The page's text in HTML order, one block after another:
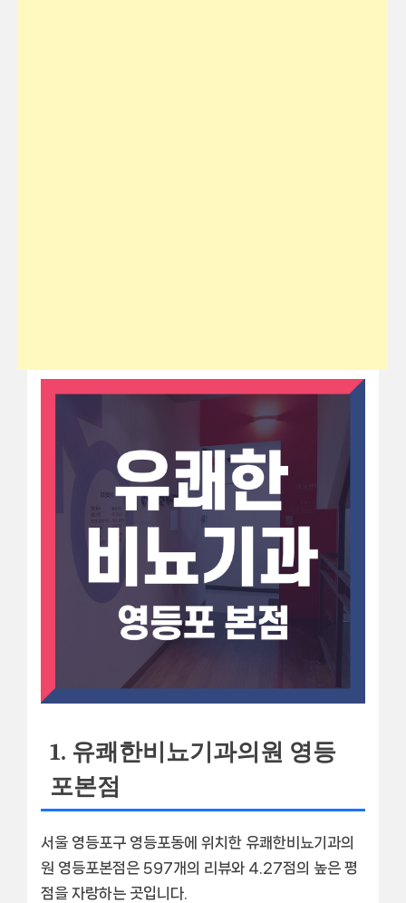
1. 유쾌한비뇨기과의원 영등
포본점
서울 영등포구 영등포동에 위치한 유쾌한비뇨기과의
원 영등포본점은 597개의 리뷰와 4.27점의 높은 평
점을 자랑하는 곳입니다.